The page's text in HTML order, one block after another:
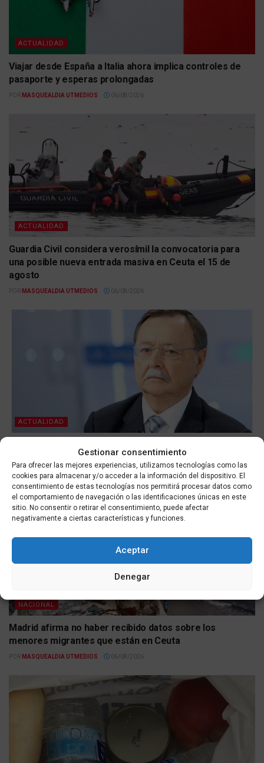
Gestionar consentimiento
Para ofrecer las mejores experiencias, utilizamos tecnologías como las
cookies para almacenar y/o acceder a la información del dispositivo. El
consentimiento de estas tecnologías nos permitirá procesar datos como
el comportamiento de navegación o las identificaciones únicas en este
sitio. No consentir o retirar el consentimiento, puede afectar
negativamente a ciertas características y funciones.
Aceptar
Denegar
ACTUALIDAD
Viajar desde España a Italia ahora implica controles de
pasaporte y esperas prolongadas
POR MASQUEALDIA UTMEDIOS 06/08/2026
ACTUALIDAD
Guardia Civil considera verosímil la convocatoria para
una posible nueva entrada masiva en Ceuta el 15 de
agosto
POR MASQUEALDIA UTMEDIOS 06/08/2026
ACTUALIDAD
aumento de entradas masivas el 15 de agosto
POR MASQUEALDIA UTMEDIOS 06/08/2026
NACIONAL
Madrid afirma no haber recibido datos sobre los
menores migrantes que están en Ceuta
POR MASQUEALDIA UTMEDIOS 06/08/2026